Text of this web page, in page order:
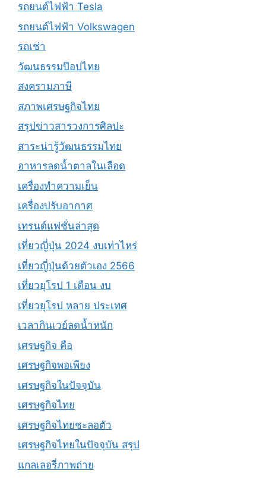
รถยนต์ไฟฟ้า Tesla
รถยนต์ไฟฟ้า Volkswagen
รถเช่า
วัฒนธรรมป๊อปไทย
สงครามภาษี
สภาพเศรษฐกิจไทย
สรุปข่าวสารวงการศิลปะ
สาระน่ารู้วัฒนธรรมไทย
อาหารลดน้ำตาลในเลือด
เครื่องทำความเย็น
เครื่องปรับอากาศ
เทรนด์แฟชั่นล่าสุด
เที่ยวญี่ปุ่น 2024 งบเท่าไหร่
เที่ยวญี่ปุ่นด้วยตัวเอง 2566
เที่ยวยุโรป 1 เดือน งบ
เที่ยวยุโรป หลาย ประเทศ
เวลากินเวย์ลดน้ำหนัก
เศรษฐกิจ คือ
เศรษฐกิจพอเพียง
เศรษฐกิจในปัจจุบัน
เศรษฐกิจไทย
เศรษฐกิจไทยชะลอตัว
เศรษฐกิจไทยในปัจจุบัน สรุป
แกลเลอรี่ภาพถ่าย